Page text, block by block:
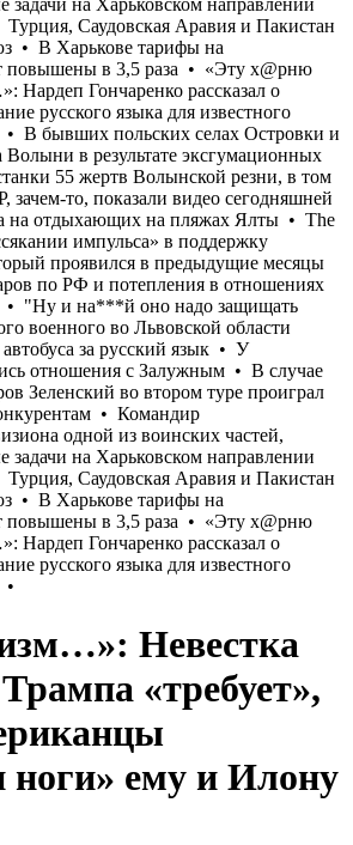
Невестка
«требует»,
ноги» ему и Илону